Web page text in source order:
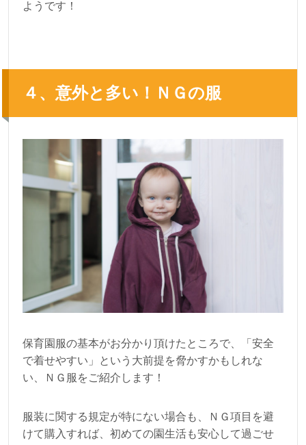
ようです！
４、意外と多い！ＮＧの服
保育園服の基本がお分かり頂けたところで、「安全
で着せやすい」という大前提を脅かすかもしれな
い、ＮＧ服をご紹介します！
服装に関する規定が特にない場合も、ＮＧ項目を避
けて購入すれば、初めての園生活も安心して過ごせ